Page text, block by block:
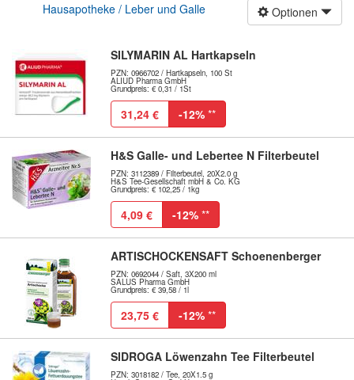
Optionen
Hausapotheke / Leber und Galle
SILYMARIN AL Hartkapseln
PZN: 0966702 / Hartkapseln, 100 St
ALIUD Pharma GmbH
Grundpreis: € 0,31 / 1St
31,24 € -12% **
H&S Galle- und Lebertee N Filterbeutel
PZN: 3112389 / Filterbeutel, 20X2.0 g
H&S Tee-Gesellschaft mbH & Co. KG
Grundpreis: € 102,25 / 1kg
4,09 € -12% **
ARTISCHOCKENSAFT Schoenenberger
PZN: 0692044 / Saft, 3X200 ml
SALUS Pharma GmbH
Grundpreis: € 39,58 / 1l
23,75 € -12% **
SIDROGA Löwenzahn Tee Filterbeutel
PZN: 3018182 / Tee, 20X1.5 g